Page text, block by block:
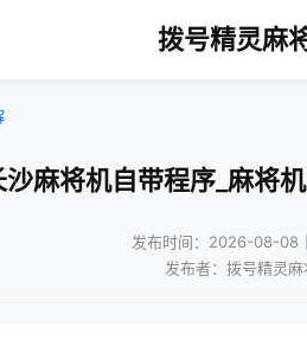
拨号精灵麻
麻将机自带程序_麻将
发布时间：2026-08-08
发布者：拨号精灵麻